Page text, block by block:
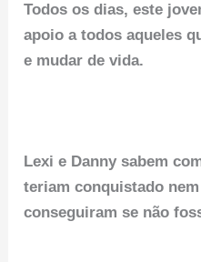
Todos os dias, este
apoio a todos aqueles
e mudar de vida.
Lexi e Danny sabem
teriam conquistado
conseguiram se não